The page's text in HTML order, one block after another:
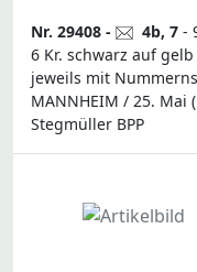
Nr. 29408 - 4b, 7 -
6 Kr. schwarz auf
jeweils mit
MANNHEIM / 25. Mai
Stegmüller BPP